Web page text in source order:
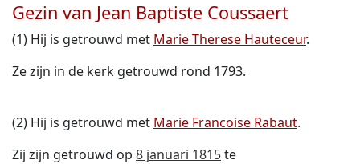
Gezin van Jean Baptiste Coussaert
(1) Hij is getrouwd met Marie Therese Hauteceur.
Ze zijn in de kerk getrouwd rond 1793.
(2) Hij is getrouwd met Marie Francoise Rabaut.
Zij zijn getrouwd op 8 januari 1815te